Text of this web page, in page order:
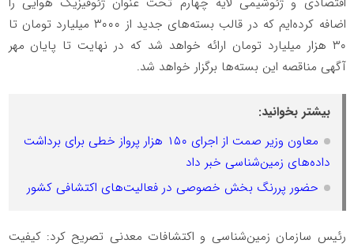
اضافه کرده‌ایم که در قالب بسته‌های جدید از ۳۰۰۰ میلیارد تومان تا
۳۰ هزار میلیارد تومان ارائه خواهد شد که در نهایت تا پایان مهر
آگهی مناقصه این بسته‌ها برگزار خواهد شد.
بیشتر بخوانید:
معاون وزیر صمت از اجرای ۱۵۰ هزار پرواز خطی برای برداشت
داده‌های زمین‌شناسی خبر داد
حضور پررنگ بخش خصوصی در فعالیت‌های اکتشافی کشور
رئیس سازمان زمین‌شناسی و اکتشافات معدنی تصریح کرد: کیفیت